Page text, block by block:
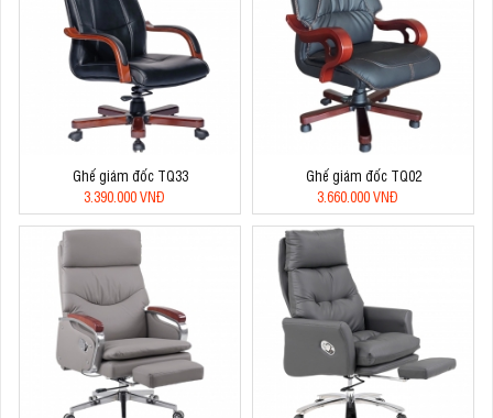
Ghế giám đốc TQ33
3.390.000 VNĐ
Ghế giám đốc TQ02
3.660.000 VNĐ